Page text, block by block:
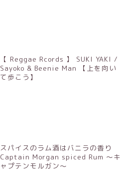
【 Reggae Rcords 】 SUKI YAKI /
Sayoko & Beenie Man 【上を向い
て歩こう】
スパイスのラム酒はバニラの香り
Captain Morgan spiced Rum ～キ
ャプテンモルガン～